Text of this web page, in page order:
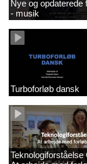
Nye og
- musik
Turboforløb dansk
Teknologiforståelse